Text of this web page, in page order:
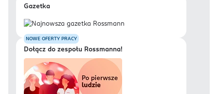
Gazetka
NOWE OFERTY PRACY
Dołącz do zespołu Rossmanna!